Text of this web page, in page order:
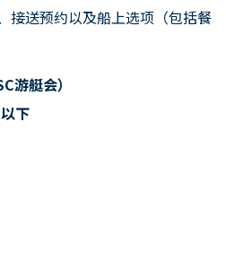
接送预约以及船上选项（包括餐
游艇会）
下